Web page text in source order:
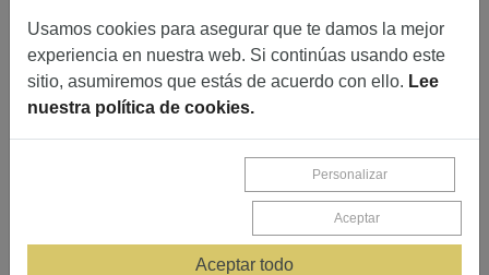
Usamos cookies para asegurar que te damos la mejor
experiencia en nuestra web. Si continúas usando este
sitio, asumiremos que estás de acuerdo con ello. Lee
nuestra política de cookies.
Personalizar
Aceptar
Aceptar todo